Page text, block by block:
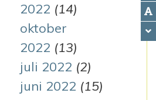
2022 (14)
oktober
2022 (13)
juli 2022 (2)
juni 2022 (15)